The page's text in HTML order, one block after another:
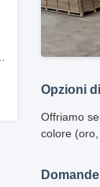
Opzioni
Offriamo
colore